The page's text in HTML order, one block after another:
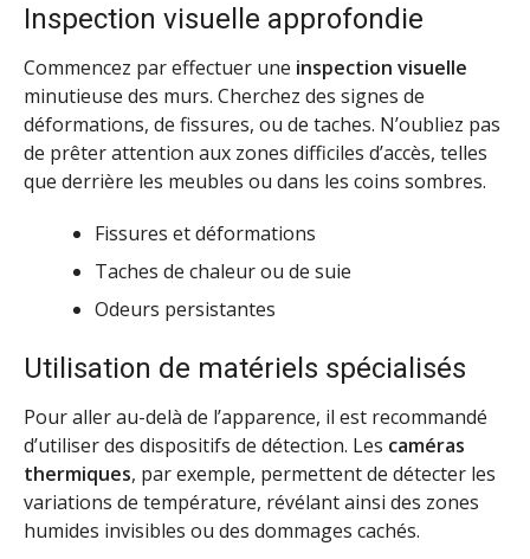
Inspection visuelle approfondie
Commencez par effectuer une inspection visuelle
minutieuse des murs. Cherchez des signes de
déformations, de fissures, ou de taches. N’oubliez pas
de prêter attention aux zones difficiles d’accès, telles
que derrière les meubles ou dans les coins sombres.
Fissures et déformations
Taches de chaleur ou de suie
Odeurs persistantes
Utilisation de matériels spécialisés
Pour aller au-delà de l’apparence, il est recommandé
d’utiliser des dispositifs de détection. Les caméras
thermiques, par exemple, permettent de détecter les
variations de température, révélant ainsi des zones
humides invisibles ou des dommages cachés.